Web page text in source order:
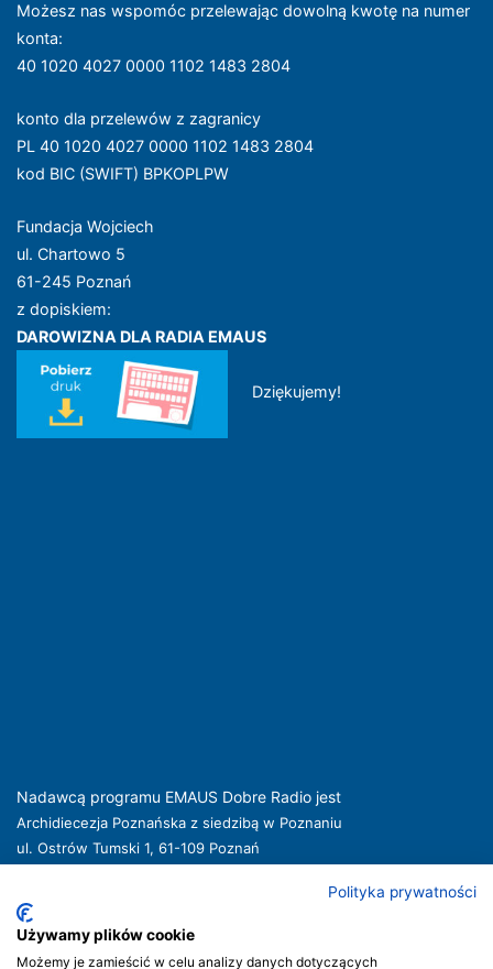
Możesz nas wspomóc przelewając dowolną kwotę na numer
konta:
40 1020 4027 0000 1102 1483 2804
konto dla przelewów z zagranicy
PL 40 1020 4027 0000 1102 1483 2804
kod BIC (SWIFT) BPKOPLPW
Fundacja Wojciech
ul. Chartowo 5
61-245 Poznań
z dopiskiem:
DAROWIZNA DLA RADIA EMAUS
Dziękujemy!
Nadawcą programu EMAUS Dobre Radio jest
Archidiecezja Poznańska z siedzibą w Poznaniu
ul. Ostrów Tumski 1, 61-109 Poznań
Nadawca oferuje usługi medialne obejmujące rozpowszechnianie programu
radiowego pod nazwą EMAUS Dobre Radio oraz prowadzenie portalu
Polityka prywatności
Używamy plików cookie
Możemy je zamieścić w celu analizy danych dotyczących